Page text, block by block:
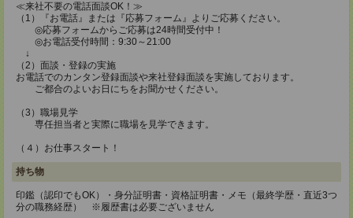
≪来社不要の電話面談OK！≫
（1）『お電話』または『応募フォーム』よりご応募ください。
◎応募フォームからご応募は24時間受付中！
◎お電話受付時間：9:30～21:00
↓
（2）面談・登録の実施
お電話でのカンタン登録面談や来社登録面談を実施しております。
ご都合のよいお日にちをお聞かせください。
（3）職場見学
専任担当者と実際に職場を見学できます。
（４）お仕事スタート！
持ち物
印鑑（認印でもOK）・身分証明書・資格証明書・メモ（最終学歴・直近3つ
分の職務経歴） ※履歴書は必要ございません